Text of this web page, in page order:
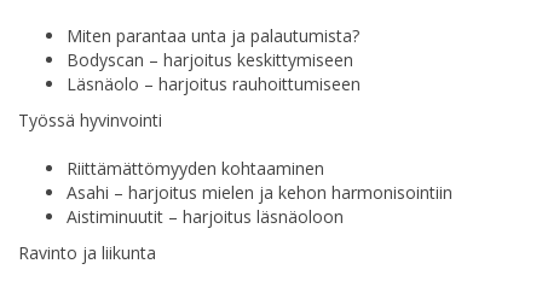
Miten parantaa unta ja palautumista?
Bodyscan – harjoitus keskittymiseen
Läsnäolo – harjoitus rauhoittumiseen
Työssä hyvinvointi
Riittämättömyyden kohtaaminen
Asahi – harjoitus mielen ja kehon harmonisointiin
Aistiminuutit – harjoitus läsnäoloon
Ravinto ja liikunta